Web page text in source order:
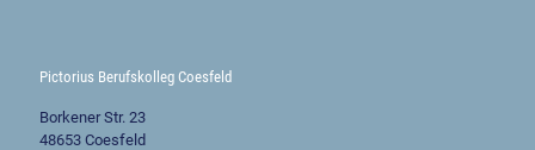
Pictorius Berufskolleg Coesfeld
Borkener Str. 23
48653 Coesfeld